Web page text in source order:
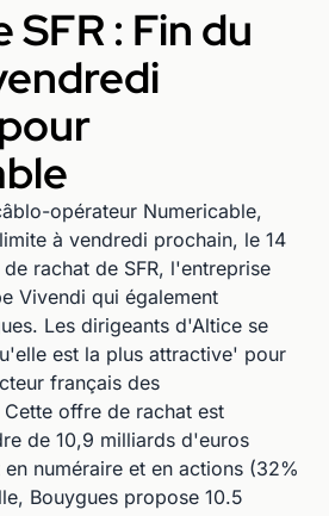
SFR : Fin du
opérateur Numericable,
à vendredi prochain, le 14
rachat de SFR, l'entreprise
Vivendi qui également
Les dirigeants d'Altice se
est la plus attractive' pour
français des
offre de rachat est
de 10,9 milliards d'euros
numéraire et en actions (32%
Bouygues propose 10.5